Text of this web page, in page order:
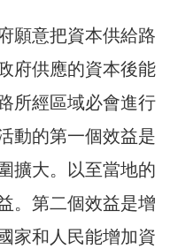
願意把資本供給路
府供應的資本後能
所經區域必會進行
動的第一個效益是
擴大。以至當地的
。第二個效益是增
家和人民能增加資